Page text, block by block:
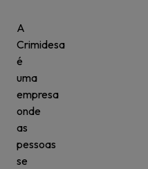
A
Crimidesa
é
uma
empresa
onde
as
pessoas
se